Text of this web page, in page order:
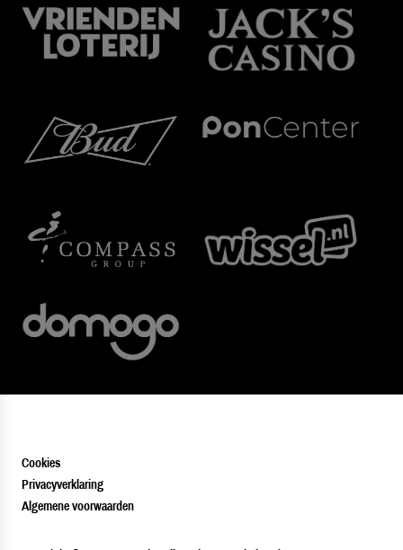
Cookies
Privacyverklaring
Algemene voorwaarden